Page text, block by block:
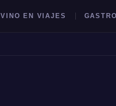
VINO EN VIAJES